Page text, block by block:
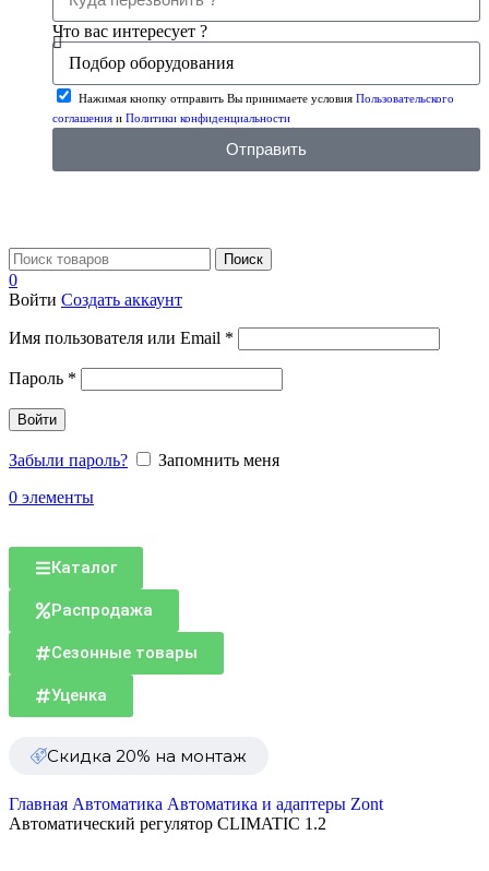
Что вас интересует ?
Нажимая кнопку отправить Вы принимаете условия Пользовательского
соглашения и Политики конфиденциальности
Отправить
Поиск
0
Войти Создать аккаунт
Имя пользователя или Email *
Пароль *
Войти
Забыли пароль?
Запомнить меня
0 элементы
Каталог
Распродажа
Сезонные товары
Уценка
Скидка 20% на монтаж
Главная Автоматика Автоматика и адаптеры Zont
Автоматический регулятор CLIMATIC 1.2